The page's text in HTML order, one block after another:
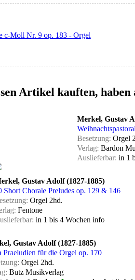
c-Moll Nr. 9 op. 183 - Orgel
Artikel kauften,
Merkel, Gustav
Besetzung: Orgel
Verlag: Bardon
Auslieferbar: in 1
Gustav Adolf (1827-1885)
Short Chorale Preludes op. 129 & 146
Orgel 2hd.
Fentone
in 1 bis 4 Wochen info
Gustav Adolf (1827-1885)
Praeludien für die Orgel op. 170
Orgel 2hd.
Butz Musikverlag